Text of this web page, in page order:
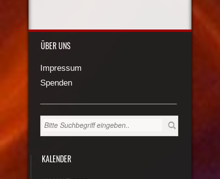
ÜBER UNS
Impressum
Spenden
KALENDER